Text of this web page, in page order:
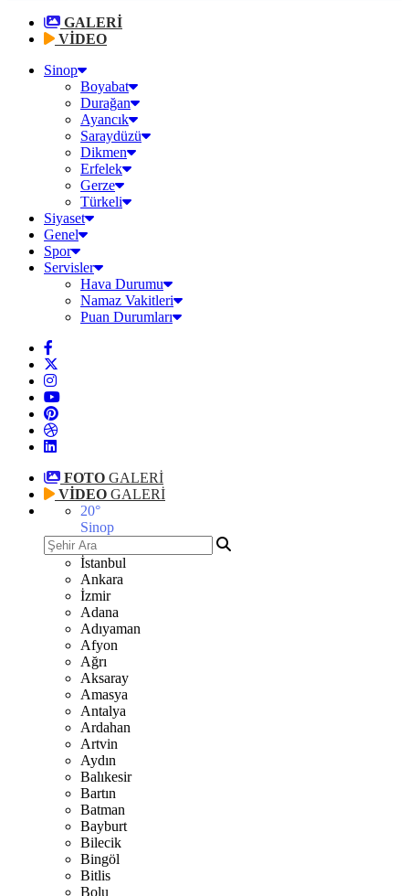
GALERİ
VİDEO
Sinop
Boyabat
Durağan
Ayancık
Saraydüzü
Dikmen
Erfelek
Gerze
Türkeli
Siyaset
Genel
Spor
Servisler
Hava Durumu
Namaz Vakitleri
Puan Durumları
FOTO GALERİ
VİDEO GALERİ
20°
Sinop
İstanbul
Ankara
İzmir
Adana
Adıyaman
Afyon
Ağrı
Aksaray
Amasya
Antalya
Ardahan
Artvin
Aydın
Balıkesir
Bartın
Batman
Bayburt
Bilecik
Bingöl
Bitlis
Bolu